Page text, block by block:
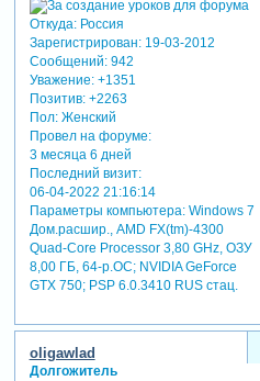
Откуда:Россия
Зарегистрирован: 19-03-2012
Сообщений:942
Уважение: +1351
Позитив: +2263
Пол:Женский
Провел на форуме:
3 месяца 6 дней
Последний визит:
06-04-2022 21:16:14
Параметры компьютера:Windows 7
Дом.расшир., AMD FX(tm)-4300
Quad-Core Processor 3,80 GHz, ОЗУ
8,00 ГБ, 64-р.ОС; NVIDIA GeForce
GTX 750; PSP 6.0.3410 RUS стац.
oligawlad
Долгожитель